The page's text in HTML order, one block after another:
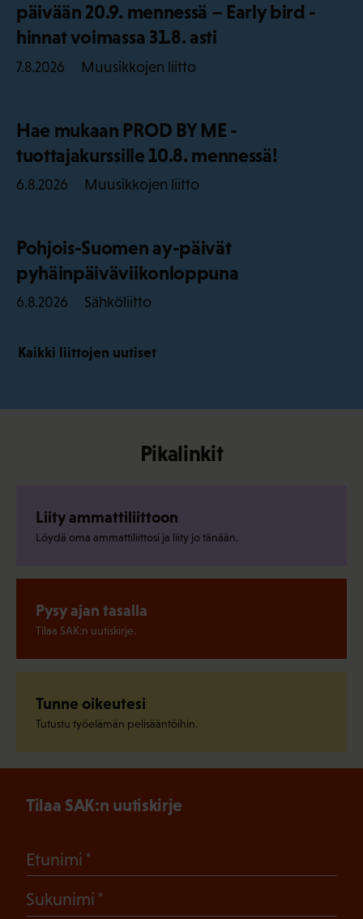
päivään 20.9. mennessä – Early bird -
hinnat voimassa 31.8. asti
7.8.2026 Muusikkojen liitto
Hae mukaan PROD BY ME -
tuottajakurssille 10.8. mennessä!
6.8.2026 Muusikkojen liitto
Pohjois-Suomen ay-päivät
pyhäinpäiväviikonloppuna
6.8.2026 Sähköliitto
Kaikki liittojen uutiset
Pikalinkit
Liity ammattiliittoon
Löydä oma ammattiliittosi ja liity jo tänään.
Pysy ajan tasalla
Tilaa SAK:n uutiskirje.
Tunne oikeutesi
Tutustu työelämän pelisääntöihin.
Tilaa SAK:n uutiskirje
Etunimi
Sukunimi